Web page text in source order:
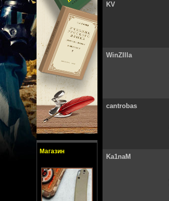
Магазин
KV
WinZIlla
cantrobas
Ka1naM